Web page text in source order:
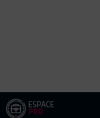
ESPACE
PRO